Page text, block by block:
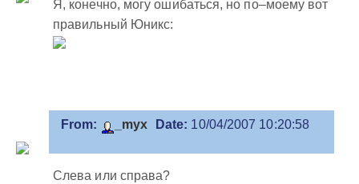
Я, конечно, могу ошибаться, но по–моему вот
правильный Юникс:
From: _myx Date: 10/04/2007 10:20:58
Слева или справа?